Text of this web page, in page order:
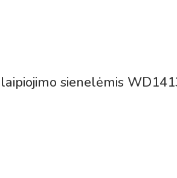
sienelėmis